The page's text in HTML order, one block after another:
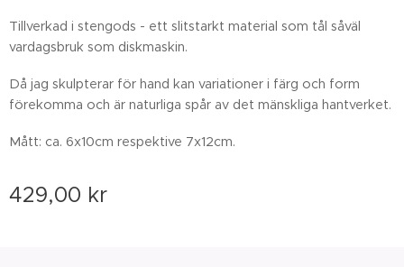
Tillverkad i stengods - ett slitstarkt material som tål såväl
vardagsbruk som diskmaskin.
Då jag skulpterar för hand kan variationer i färg och form
förekomma och är naturliga spår av det mänskliga hantverket.
Mått: ca. 6x10cm respektive 7x12cm.
429,00 kr